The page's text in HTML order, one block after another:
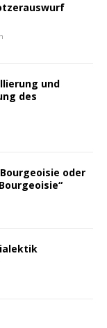
und
des
oder